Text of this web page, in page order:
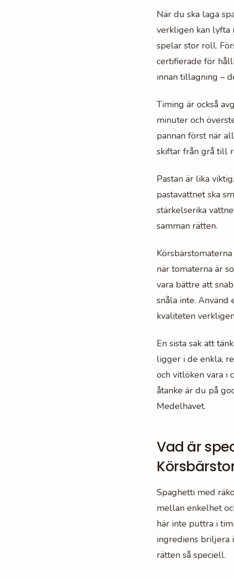
När du ska laga
verkligen kan lyfta
spelar stor roll.
certifierade för
innan tillagning –
Timing är också
minuter och
pannan först när
skiftar från grå till
Pastan är lika
pastavattnet ska
stärkelserika
samman rätten.
när tomaterna är
vara bättre att
snåla inte.
kvaliteten
En sista sak att
ligger i de enkla,
och vitlöken vara i
åtanke är du på
Medelhavet.
Vad är
Spaghetti med
mellan enkelhet
här inte puttra i
ingrediens briljera
rätten så speciell.